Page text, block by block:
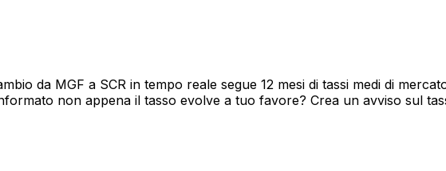
da MGF a SCR in tempo reale segue 12 mesi di tassi medi di
non appena il tasso evolve a tuo favore? Crea un avviso sul